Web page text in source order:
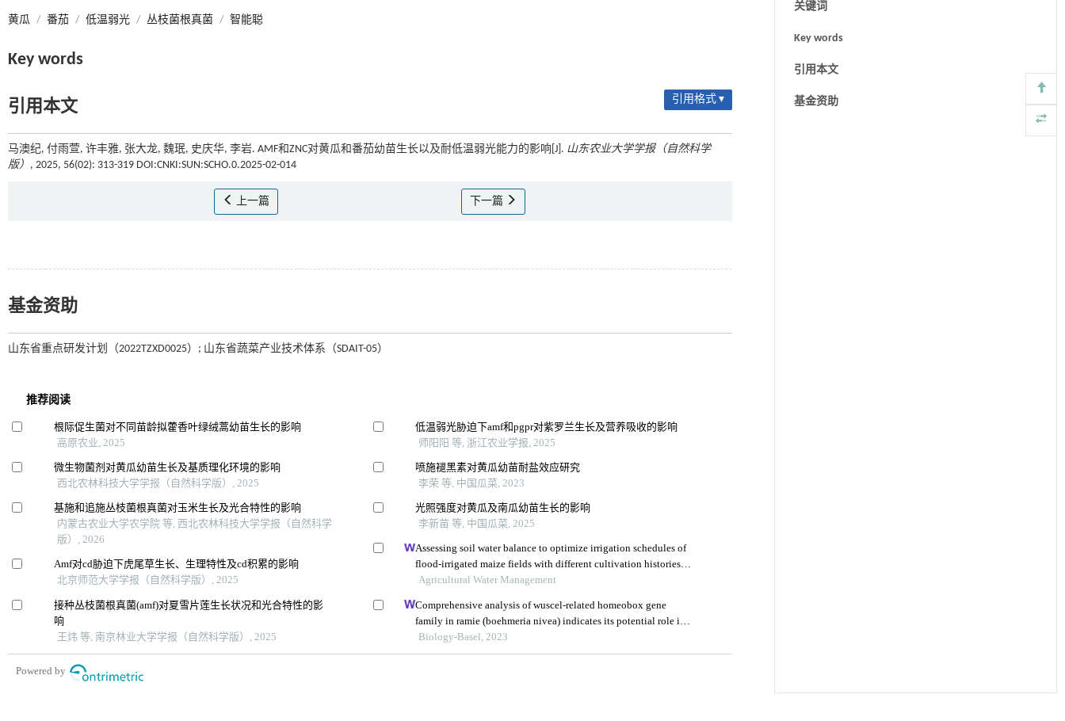
黄瓜 / 番茄 / 低温弱光 / 丛枝菌根真菌 / 智能聪
Key words
引用本文 引用格式 ▾
马澳纪, 付雨萱, 许丰雅, 张大龙, 魏珉, 史庆华, 李岩. AMF和ZNC对黄瓜和番茄幼苗生长以及耐低温弱光能力的影响[J]. 山东农业大学学报（自然科学
版） , 2025, 56(02): 313-319 DOI:CNKI:SUN:SCHO.0.2025-02-014
上一篇 下一篇
基金资助
山东省重点研发计划（2022TZXD0025）; 山东省蔬菜产业技术体系（SDAIT-05）
关键词
Key words
引用本文
基金资助